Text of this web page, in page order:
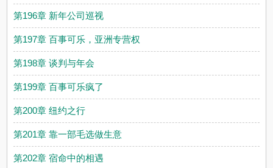
第196章 新年公司巡视
第197章 百事可乐，亚洲专营权
第198章 谈判与年会
第199章 百事可乐疯了
第200章 纽约之行
第201章 靠一部毛选做生意
第202章 宿命中的相遇